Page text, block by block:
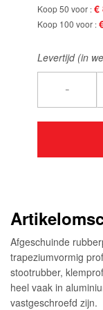
Koop 50 voor €
Koop 100 voor
Levertijd (in
-
Afgeschuinde
trapeziumvormig
stootrubber,
heel vaak in
vastgeschroefd zijn.